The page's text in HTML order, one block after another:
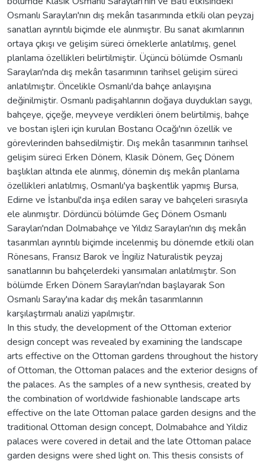
Osmanlı Sarayları'nın dış mekân tasarımında etkili olan peyzaj
sanatları ayrıntılı biçimde ele alınmıştır. Bu sanat akımlarının
ortaya çıkışı ve gelişim süreci örneklerle anlatılmış, genel
planlama özellikleri belirtilmiştir. Üçüncü bölümde Osmanlı
Sarayları'nda dış mekân tasarımının tarihsel gelişim süreci
anlatılmıştır. Öncelikle Osmanlı'da bahçe anlayışına
değinilmiştir. Osmanlı padişahlarının doğaya duydukları saygı,
bahçeye, çiçeğe, meyveye verdikleri önem belirtilmiş, bahçe
ve bostan işleri için kurulan Bostancı Ocağı'nın özellik ve
görevlerinden bahsedilmiştir. Dış mekân tasarımının tarihsel
gelişim süreci Erken Dönem, Klasik Dönem, Geç Dönem
başlıkları altında ele alınmış, dönemin dış mekân planlama
özellikleri anlatılmış, Osmanlı'ya başkentlik yapmış Bursa,
Edirne ve İstanbul'da inşa edilen saray ve bahçeleri sırasıyla
ele alınmıştır. Dördüncü bölümde Geç Dönem Osmanlı
Sarayları'ndan Dolmabahçe ve Yıldız Sarayları'nın dış mekân
tasarımları ayrıntılı biçimde incelenmiş bu dönemde etkili olan
Rönesans, Fransız Barok ve İngiliz Naturalistik peyzaj
sanatlarının bu bahçelerdeki yansımaları anlatılmıştır. Son
bölümde Erken Dönem Sarayları'ndan başlayarak Son
Osmanlı Saray'ına kadar dış mekân tasarımlarının
karşılaştırmalı analizi yapılmıştır.
In this study, the development of the Ottoman exterior
design concept was revealed by examining the landscape
arts effective on the Ottoman gardens throughout the history
of Ottoman, the Ottoman palaces and the exterior designs of
the palaces. As the samples of a new synthesis, created by
the combination of worldwide fashionable landscape arts
effective on the late Ottoman palace garden designs and the
traditional Ottoman design concept, Dolmabahce and Yildiz
palaces were covered in detail and the late Ottoman palace
garden designs were shed light on. This thesis consists of